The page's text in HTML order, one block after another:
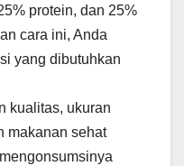
protein, dan 25%
cara ini, Anda
yang dibutuhkan
kualitas, ukuran
makanan sehat